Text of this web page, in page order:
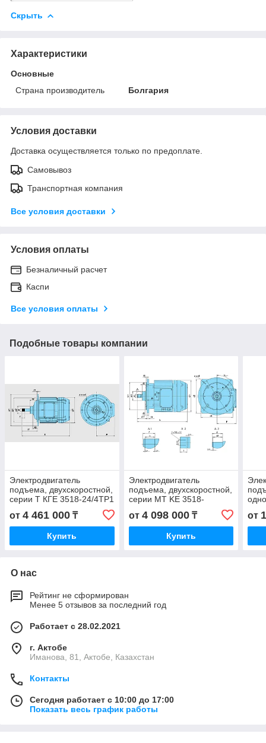
Скрыть
Характеристики
Основные
Страна производитель
Болгария
Условия доставки
Доставка осуществляется только по предоплате.
Самовывоз
Транспортная компания
Все условия доставки
Условия оплаты
Безналичный расчет
Каспи
Все условия оплаты
Подобные товары компании
Электродвигатель
подъема, двухскоростной,
серии T КГЕ 3518-24/4ТР1
KGE 3518-24/4TP1 КГ
3518-24/4 ТР1 KG
от 4 461 000 ₸
Купить
Электродвигатель
подъема, двухскоростной,
серии MT KE 3518-
24/6ТР1 KE 3518-24/6TP1
K 3518-24/6ТР1 K
от 4 098 000₸
Купить
от
О нас
Рейтинг не сформирован
Менее 5 отзывов за последний год
Работает с 28.02.2021
г. Актобе
Иманова, 81, Актобе, Казахстан
Контакты
Сегодня работает с 10:00 до 17:00
Показать весь график работы